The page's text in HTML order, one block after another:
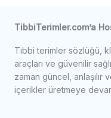
TibbiTerimler.com’a
Tıbbi terimler sözlüğü,
araçları ve güvenilir
zaman güncel, anlaşılır
içerikler üretmeye